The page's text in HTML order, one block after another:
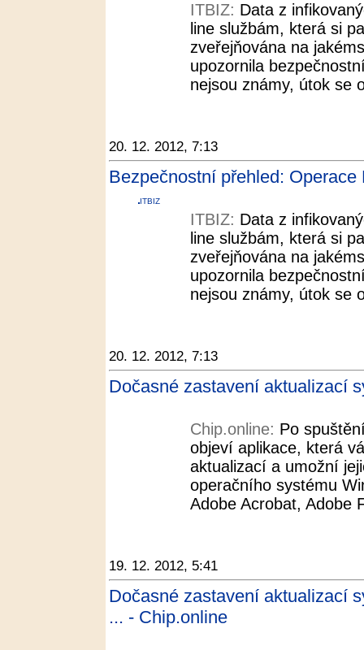
ITBIZ: Data z
line službám, která si
zveřejňována na
upozornila
nejsou známy, útok se
20. 12. 2012, 7:13
Bezpečnostní přehled: Operace
ITBIZ
ITBIZ: Data z
line službám, která si
zveřejňována na
upozornila
nejsou známy, útok se
20. 12. 2012, 7:13
Dočasné zastavení aktualizací
Chip.online: Po
objeví aplikace, která
aktualizací a umožní
operačního systému
Adobe Acrobat, Adobe
19. 12. 2012, 5:41
Dočasné zastavení aktualizací
... - Chip.online